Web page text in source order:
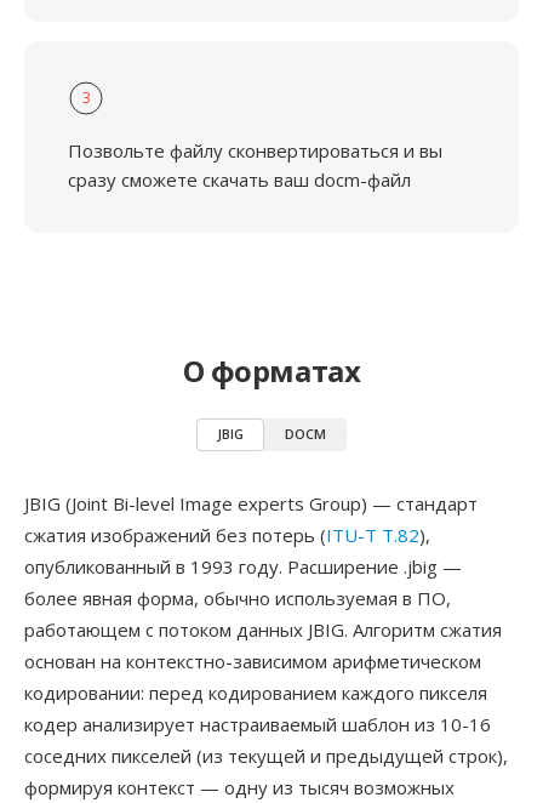
3
Позвольте файлу сконвертироваться и вы
сразу сможете скачать ваш docm-файл
О форматах
JBIG DOCM
JBIG (Joint Bi-level Image experts Group) — стандарт
сжатия изображений без потерь (ITU-T T.82),
опубликованный в 1993 году. Расширение .jbig —
более явная форма, обычно используемая в ПО,
работающем с потоком данных JBIG. Алгоритм сжатия
основан на контекстно-зависимом арифметическом
кодировании: перед кодированием каждого пикселя
кодер анализирует настраиваемый шаблон из 10-16
соседних пикселей (из текущей и предыдущей строк),
формируя контекст — одну из тысяч возможных